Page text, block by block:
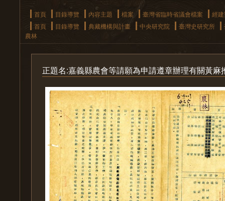
首頁 目錄導覽 內容主題 檔案 臺灣省臨時省議會檔案
經
首頁
目錄導覽 典藏機構與計畫 中央研究院 臺灣史研究所
農林
正題名:嘉義縣農會等請願為申請遵章辦理有關黃